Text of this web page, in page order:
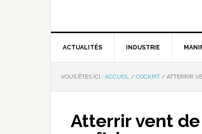
ACTUALITÉS INDUSTRIE
VOUS ÊTES ICI : ACCUEIL / COCKPIT / ATTERRIR
Atterrir vent